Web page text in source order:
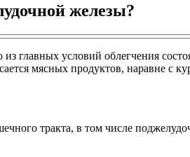
железы?
главных условий облегчения
мясных продуктов, наравне с
тракта, в том числе